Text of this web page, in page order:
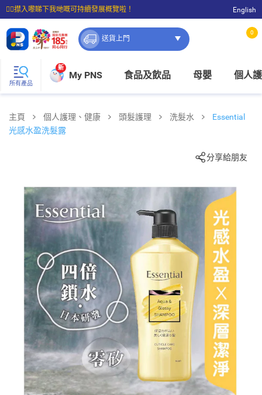
☝🏼㩒入嚟睇下我哋嘅可持續發展概覽啦！
⭐購物滿$399即享免費送貨；滿$100即可免費店取。
English
送貨上門
0
所有產品
新
My PNS 食品及飲品 母嬰 個人
主頁 個人護理、健康 頭髮護理 洗髮水
Essential
光感水盈洗髮露
分享給朋友